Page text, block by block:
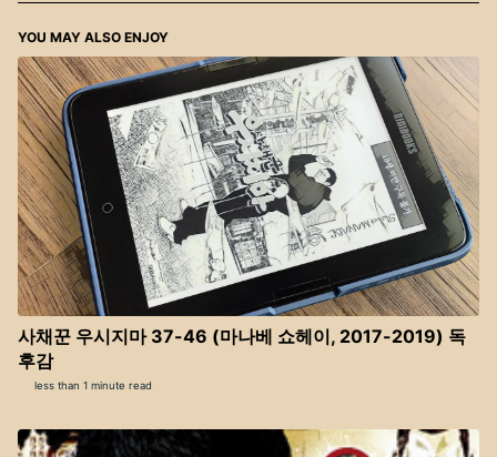
YOU MAY ALSO ENJOY
사채꾼 우시지마 37-46 (마나베 쇼헤이, 2017-2019) 독
후감
less than 1 minute read